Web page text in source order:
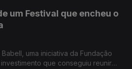
um Festival que encheu o
uma iniciativa da Fundação
que conseguiu reunir